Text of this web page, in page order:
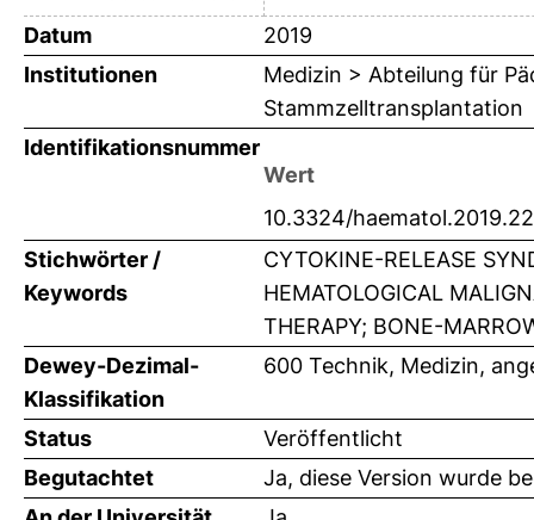
Datum
2019
Institutionen
Medizin > Abteilung für
Stammzelltransplantation
Identifikationsnummer
Wert
10.3324/
Stichwörter /
Keywords
CYTOKINE-RELEASE
HEMATOLOGICAL
THERAPY; BONE-
Dewey-Dezimal-
Klassifikation
600 Technik, Medizin,
Status
Veröffentlicht
Begutachtet
Ja, diese Version wurde